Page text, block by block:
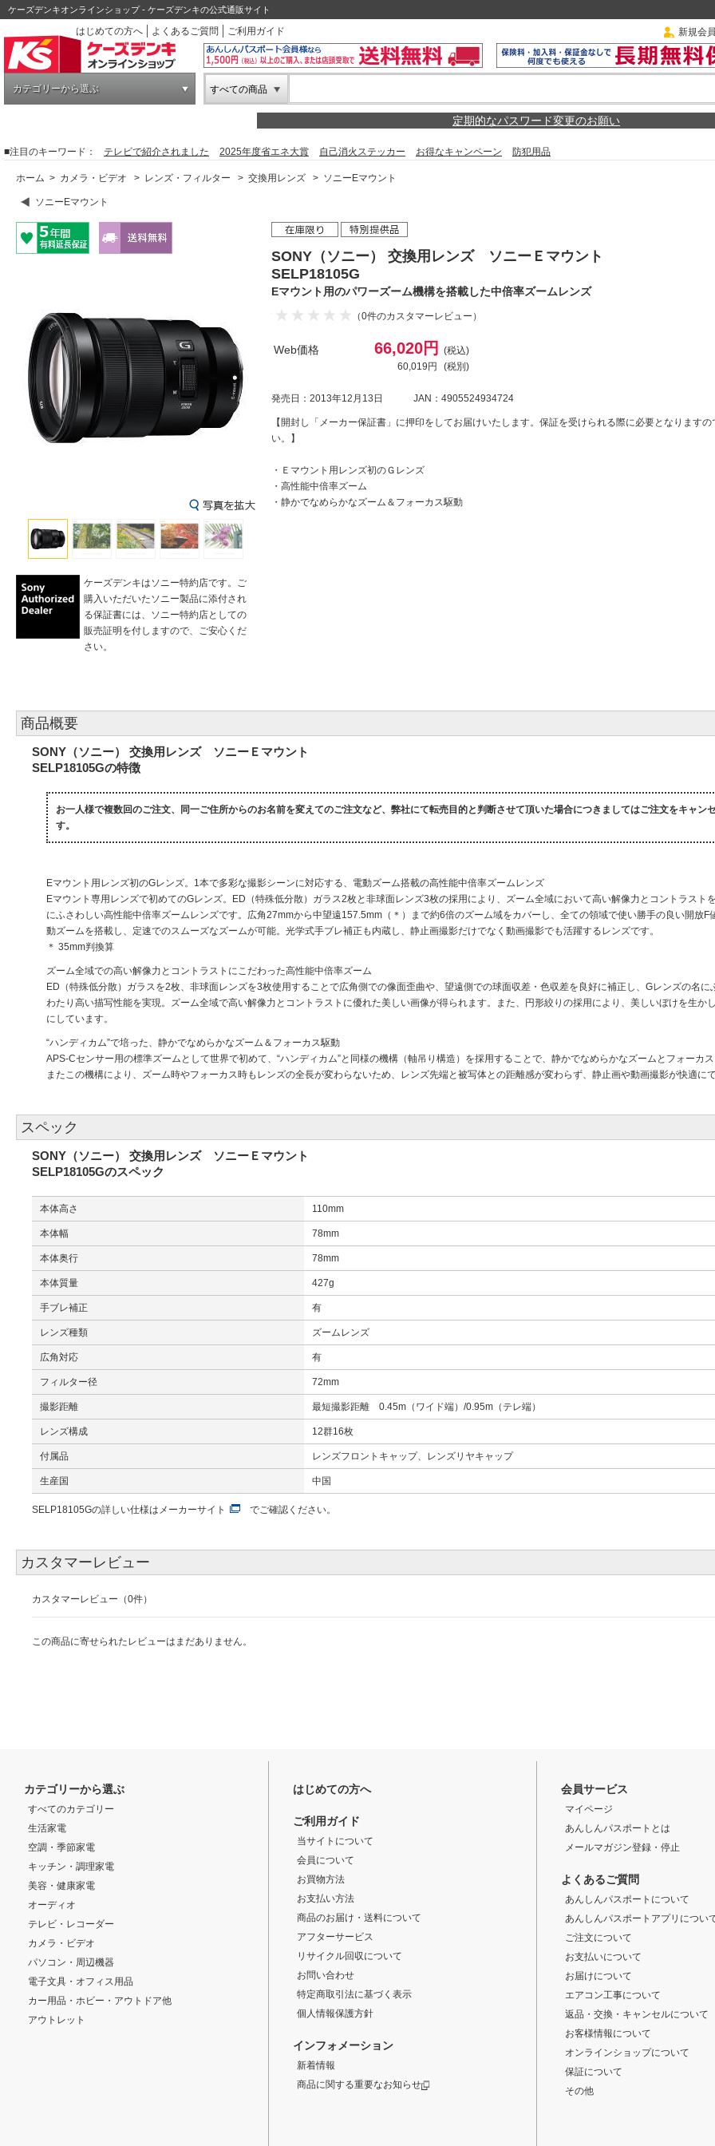
ケーズデンキオンラインショップ - ケーズデンキの公式通販サイト
はじめての方へ
よくあるご質問 ご利用ガイド 新規会
カテゴリーから選ぶ すべての商品
定期的なパスワード変更のお願い
■注目のキーワード： テレビで紹介されました 2025年度省エネ大賞 自己消火ステッカー お得なキャンペーン 防犯用品
ホーム > カメラ・ビデオ > レンズ・フィルター > 交換用レンズ > ソニーEマウント
ソニーEマウント
ケーズデンキはソニー特約店です。ご
購入いただいたソニー製品に添付され
る保証書には、ソニー特約店としての
販売証明を付しますので、ご安心くだ
さい。
SONY（ソニー） 交換用レンズ ソニーＥマウント
SELP18105G
Eマウント用のパワーズーム機構を搭載した中倍率ズームレンズ
（0件のカスタマーレビュー）
Web価格 66,020円
(税込)
60,019円
(税別)
発売日：2013年12月13日 JAN：4905524934724
【開封し「メーカー保証書」に押印をしてお届けいたします。保証を受けられる際に必要となりますの
い。】
・Ｅマウント用レンズ初のＧレンズ
・高性能中倍率ズーム
・静かでなめらかなズーム＆フォーカス駆動
商品概要
SONY（ソニー） 交換用レンズ ソニーＥマウント
SELP18105Gの特徴
お一人様で複数回のご注文、同一ご住所からのお名前を変えてのご注文など、弊社にて転売目的と判断させて頂いた場合につきましてはご注文をキャン
す。
Eマウント用レンズ初のGレンズ。1本で多彩な撮影シーンに対応する、電動ズーム搭載の高性能中倍率ズームレンズ
Eマウント専用レンズで初めてのGレンズ。ED（特殊低分散）ガラス2枚と非球面レンズ3枚の採用により、ズーム全域において高い解像力とコントラスト
にふさわしい高性能中倍率ズームレンズです。広角27mmから中望遠157.5mm（＊）まで約6倍のズーム域をカバーし、全ての領域で使い勝手の良い開放F
動ズームを搭載し、定速でのスムーズなズームが可能。光学式手ブレ補正も内蔵し、静止画撮影だけでなく動画撮影でも活躍するレンズです。
＊ 35mm判換算
ズーム全域での高い解像力とコントラストにこだわった高性能中倍率ズーム
ED（特殊低分散）ガラスを2枚、非球面レンズを3枚使用することで広角側での像面歪曲や、望遠側での球面収差・色収差を良好に補正し、Gレンズの名に
わたり高い描写性能を実現。ズーム全域で高い解像力とコントラストに優れた美しい画像が得られます。また、円形絞りの採用により、美しいぼけを生か
にしています。
“ハンディカム”で培った、静かでなめらかなズーム＆フォーカス駆動
APS-Cセンサー用の標準ズームとして世界で初めて、“ハンディカム”と同様の機構（軸吊り構造）を採用することで、静かでなめらかなズームとフォーカス
またこの機構により、ズーム時やフォーカス時もレンズの全長が変わらないため、レンズ先端と被写体との距離感が変わらず、静止画や動画撮影が快適にで
スペック
SONY（ソニー） 交換用レンズ ソニーＥマウント
SELP18105Gのスペック
本体高さ 110mm
本体幅 78mm
本体奥行 78mm
本体質量 427g
手ブレ補正 有
レンズ種類 ズームレンズ
広角対応 有
フィルター径 72mm
撮影距離 最短撮影距離 0.45m（ワイド端）/0.95m（テレ端）
レンズ構成 12群16枚
付属品 レンズフロントキャップ、レンズリヤキャップ
生産国 中国
SELP18105Gの詳しい仕様は メーカーサイト でご確認ください。
カスタマーレビュー
カスタマーレビュー（0件）
この商品に寄せられたレビューはまだありません。
カテゴリーから選ぶ
すべてのカテゴリー
生活家電
空調・季節家電
キッチン・調理家電
美容・健康家電
オーディオ
テレビ・レコーダー
カメラ・ビデオ
パソコン・周辺機器
電子文具・オフィス用品
カー用品・ホビー・アウトドア他
アウトレット
はじめての方へ
ご利用ガイド
当サイトについて
会員について
お買物方法
お支払い方法
商品のお届け・送料について
アフターサービス
リサイクル回収について
お問い合わせ
特定商取引法に基づく表示
個人情報保護方針
インフォメーション
新着情報
商品に関する重要なお知らせ
会員サービス
マイページ
あんしんパスポートとは
メールマガジン登録・停止
よくあるご質問
あんしんパスポートについて
あんしんパスポートアプリについ
ご注文について
お支払いについて
お届けについて
エアコン工事について
返品・交換・キャンセルについて
お客様情報について
オンラインショップについて
保証について
その他